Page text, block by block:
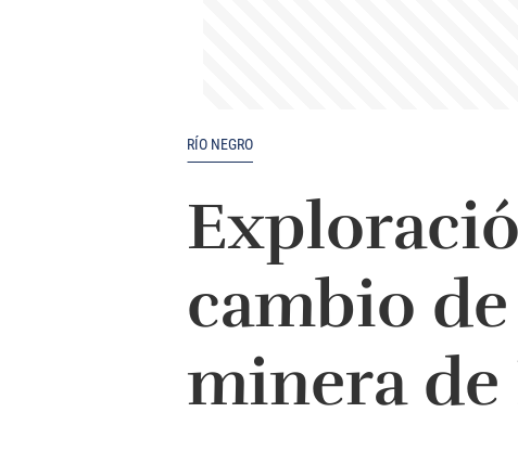
RÍO NEGRO
cambio
minera de